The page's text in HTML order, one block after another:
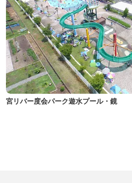
宮リバー度会パーク遊水プール・鏡